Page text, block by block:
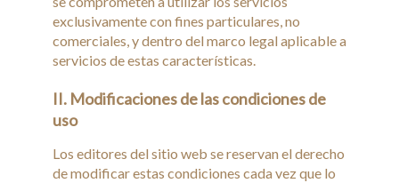
exclusivamente con fines particulares, no
comerciales, y dentro del marco legal aplicable a
servicios de estas características.
II. Modificaciones de las condiciones de
uso
Los editores del sitio web se reservan el derecho
de modificar estas condiciones cada vez que lo